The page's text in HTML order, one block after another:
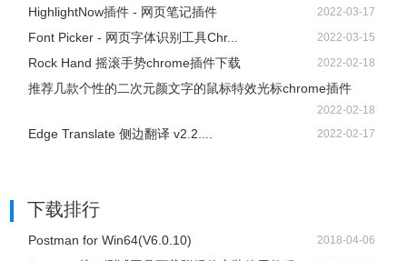
HighlightNow插件 - 网页笔记插件 2022-03-17
Font Picker - 网页字体识别工具Chr... 2022-03-15
Rock Hand 摇滚手势chrome插件下载 2022-02-18
推荐几款个性的二次元颜文字的鼠标特效光标chrome插件
2022-02-18
Edge Translate 侧边翻译 v2.2.... 2022-02-17
下载排行
Postman for Win64(V6.0.10) 2018-04-06